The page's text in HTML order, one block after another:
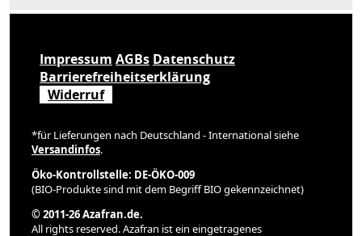
Impressum AGBs Datenschutz
Barrierefreiheitserklärung
Widerruf
*für Lieferungen nach Deutschland - International siehe
Versandinfos.
Öko-Kontrollstelle: DE-ÖKO-009
(BIO-Produkte sind mit dem Begriff BIO gekennzeichnet)
© 2011-26 Azafran.de.
All rights reserved. Azafran ist ein eingetragenes